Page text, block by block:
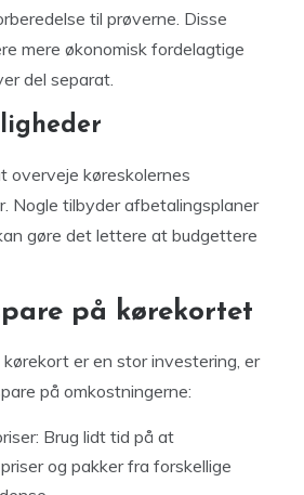
til prøverne. Disse
mere økonomisk fordelagtige
del separat.
overveje køreskolernes
Nogle tilbyder afbetalingsplaner
gøre det lettere at budgettere
på kørekortet
er en stor investering, er
på omkostningerne:
Brug lidt tid på at
og pakker fra forskellige